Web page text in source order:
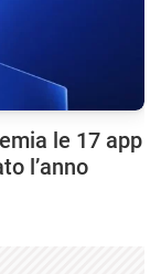
le 17 app
l’anno